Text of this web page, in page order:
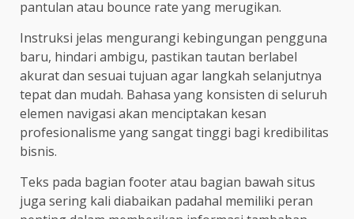
pantulan atau bounce rate yang merugikan.
Instruksi jelas mengurangi kebingungan pengguna
baru, hindari ambigu, pastikan tautan berlabel
akurat dan sesuai tujuan agar langkah selanjutnya
tepat dan mudah. Bahasa yang konsisten di seluruh
elemen navigasi akan menciptakan kesan
profesionalisme yang sangat tinggi bagi kredibilitas
bisnis.
Teks pada bagian footer atau bagian bawah situs
juga sering kali diabaikan padahal memiliki peran